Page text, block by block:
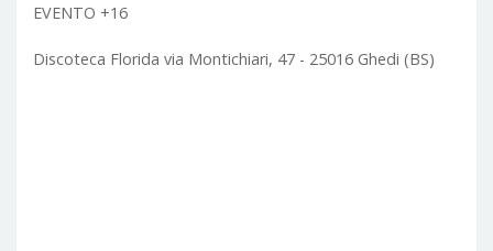
EVENTO +16
Discoteca Florida via Montichiari, 47 - 25016 Ghedi (BS)